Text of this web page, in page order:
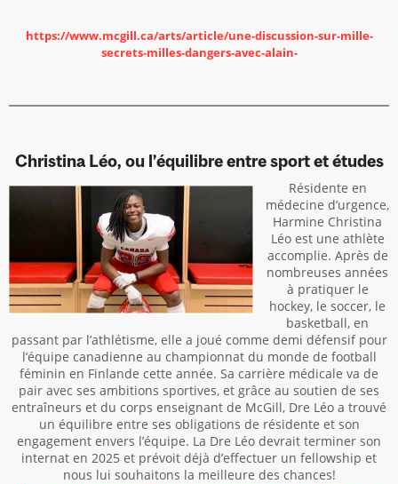
https://www.mcgill.ca/arts/article/une-discussion-sur-mille-
secrets-milles-dangers-avec-alain-
Christina Léo, ou l’équilibre entre sport et études
Résidente en
médecine d’urgence,
Harmine Christina
Léo est une athlète
accomplie. Après de
nombreuses années
à pratiquer le
hockey, le soccer, le
basketball, en
passant par l’athlétisme, elle a joué comme demi défensif pour
l’équipe canadienne au championnat du monde de football
féminin en Finlande cette année. Sa carrière médicale va de
pair avec ses ambitions sportives, et grâce au soutien de ses
entraîneurs et du corps enseignant de McGill, Dre Léo a trouvé
un équilibre entre ses obligations de résidente et son
engagement envers l’équipe. La Dre Léo devrait terminer son
internat en 2025 et prévoit déjà d’effectuer un fellowship et
nous lui souhaitons la meilleure des chances!